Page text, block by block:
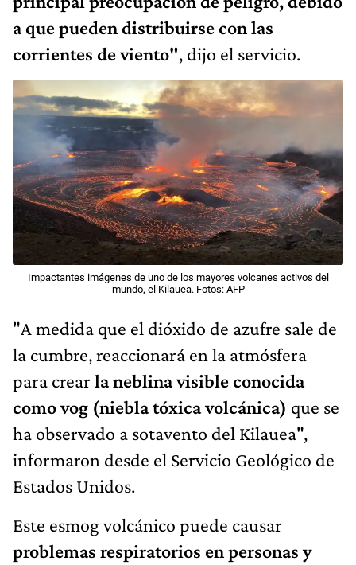
a que pueden distribuirse con las
corrientes de viento", dijo el servicio.
Impactantes imágenes de uno de los mayores volcanes activos del
mundo, el Kilauea. Fotos: AFP
"A medida que el dióxido de azufre sale de
la cumbre, reaccionará en la atmósfera
para crear la neblina visible conocida
como vog (niebla tóxica volcánica) que se
ha observado a sotavento del Kilauea",
informaron desde el Servicio Geológico de
Estados Unidos.
Este esmog volcánico puede causar
problemas respiratorios en personas y